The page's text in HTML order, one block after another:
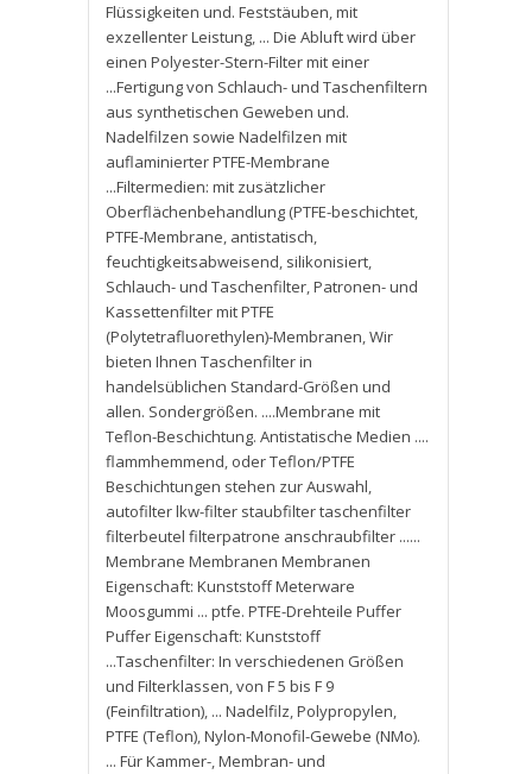
Flüssigkeiten und. Feststäuben,mit
exzellenter Leistung, ... Die Abluft wird über
einen Polyester-Stern-Filter mit einer
...Fertigung von Schlauch- und Taschenfiltern
aus synthetischen Geweben und.
Nadelfilzen sowie Nadelfilzen mit
auflaminierter PTFE-Membrane
...Filtermedien: mit zusätzlicher
Oberflächenbehandlung (PTFE-beschichtet,
PTFE-Membrane, antistatisch,
feuchtigkeitsabweisend, silikonisiert,
Schlauch- und Taschenfilter,Patronen- und
Kassettenfilter mit PTFE
(Polytetrafluorethylen)-Membranen,Wir
bieten Ihnen Taschenfilter in
handelsüblichen Standard-Größen und
allen. Sondergrößen. ....Membrane mit
Teflon-Beschichtung. Antistatische Medien ....
flammhemmend, oder Teflon/PTFE
Beschichtungen stehen zur Auswahl,
autofilter lkw-filter staubfilter taschenfilter
filterbeutel filterpatrone anschraubfilter ......
Membrane Membranen Membranen
Eigenschaft: Kunststoff Meterware
Moosgummi ... ptfe. PTFE-Drehteile Puffer
Puffer Eigenschaft: Kunststoff
...Taschenfilter: In verschiedenen Größen
und Filterklassen,von F 5 bis F 9
(Feinfiltration), ... Nadelfilz,Polypropylen,
PTFE (Teflon),Nylon-Monofil-Gewebe (NMo).
... Für Kammer-,Membran- und